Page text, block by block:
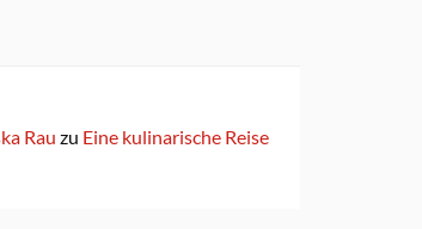
Rau zu Eine kulinarische Reise